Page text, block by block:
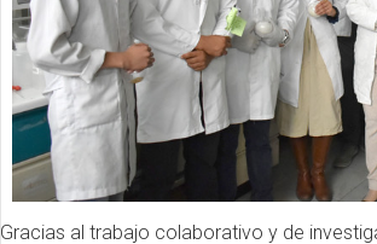
Gracias al trabajo colaborativo y de